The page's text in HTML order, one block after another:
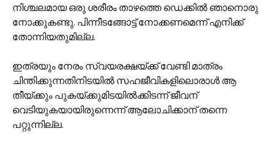
നിശ്ചലമായ ഒരു ശരീരം താഴത്തെ ഡെക്കില്‍ ഞാനൊരു
നോക്കുകണ്ടു. പിന്നീടങ്ങോട്ട് നോക്കണമെന്ന് എനിക്ക്
തോന്നിയതുമില്ല.
ഇത്രയും നേരം സ്വയരക്ഷയ്ക്ക് വേണ്ടി മാത്രം
ചിന്തിക്കുന്നതിനിടയില്‍ സഹജീവികളിലൊരാള്‍ ആ
തീയ്ക്കും പുകയ്ക്കുമിടയില്‍ക്കിടന്ന് ജീവന്
വെടിയുകയായിരുന്നെന്ന് ആലോചിക്കാന് തന്നെ
പറ്റുന്നില്ല.